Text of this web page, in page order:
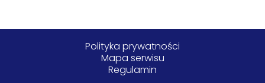
Polityka prywatności
Mapa serwisu
Regulamin